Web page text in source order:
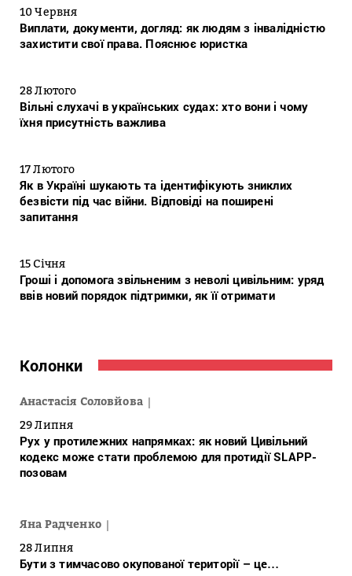
10 Червня
Виплати, документи, догляд: як людям з інвалідністю
захистити свої права. Пояснює юристка
28 Лютого
Вільні слухачі в українських судах: хто вони і чому
їхня присутність важлива
17 Лютого
Як в Україні шукають та ідентифікують зниклих
безвісти під час війни. Відповіді на поширені
запитання
15 Січня
Гроші і допомога звільненим з неволі цивільним: уряд
ввів новий порядок підтримки, як її отримати
Колонки
Анастасія Соловйова
29 Липня
Рух у протилежних напрямках: як новий Цивільний
кодекс може стати проблемою для протидії SLAPP-
позовам
Яна Радченко
28 Липня
Бути з тимчасово окупованої території – це…